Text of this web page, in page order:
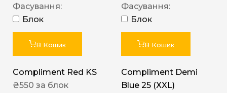
Фасування:
Блок
В Кошик
Compliment Red KS
₴550 за блок
Фасування:
Блок
В Кошик
Compliment Demi
Blue 25 (XXL)